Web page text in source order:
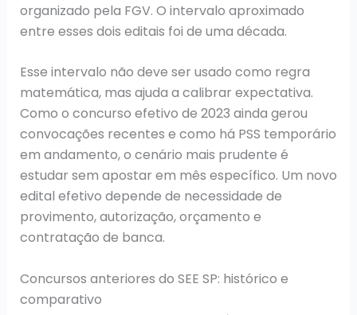
organizado pela FGV. O intervalo aproximado
entre esses dois editais foi de uma década.
Esse intervalo não deve ser usado como regra
matemática, mas ajuda a calibrar expectativa.
Como o concurso efetivo de 2023 ainda gerou
convocações recentes e como há PSS temporário
em andamento, o cenário mais prudente é
estudar sem apostar em mês específico. Um novo
edital efetivo depende de necessidade de
provimento, autorização, orçamento e
contratação de banca.
Concursos anteriores do SEE SP: histórico e
comparativo